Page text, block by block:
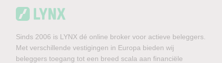
Sinds 2006 is LYNX dé online broker voor actieve beleggers.
Met verschillende vestigingen in Europa bieden wij
beleggers toegang tot een breed scala aan financiële